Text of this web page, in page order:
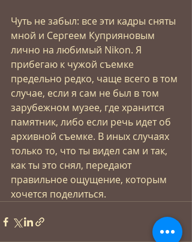
Чуть не забыл: все эти кадры сняты
мной и Сергеем Куприяновым
лично на любимый Nikon. Я
прибегаю к чужой съемке
предельно редко, чаще всего в том
случае, если я сам не был в том
зарубежном музее, где хранится
памятник, либо если речь идет об
архивной съемке. В иных случаях
только то, что ты видел сам и так,
как ты это снял, передают
правильное ощущение, которым
хочется поделиться.